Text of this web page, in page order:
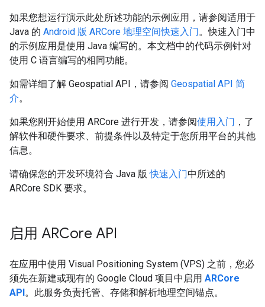
如果您想运行演示此处所述功能的示例应用，请参阅适用于
Java 的 Android 版 ARCore 地理空间快速入门。快速入门中
的示例应用是使用 Java 编写的。本文档中的代码示例针对
使用 C 语言编写的相同功能。
如需详细了解 Geospatial API，请参阅 Geospatial API 简
介。
如果您刚开始使用 ARCore 进行开发，请参阅使用入门 ，了
解软件和硬件要求、前提条件以及特定于您所用平台的其他
信息。
请确保您的开发环境符合 Java 版快速入门中所述的
ARCore SDK 要求。
启用 ARCore API
在应用中使用 Visual Positioning System (VPS) 之前，您必
须先在新建或现有的 Google Cloud 项目中启用 ARCore
API。此服务负责托管、存储和解析地理空间锚点。